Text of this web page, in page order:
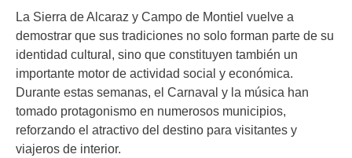
La Sierra de Alcaraz y Campo de Montiel vuelve a
demostrar que sus tradiciones no solo forman parte de su
identidad cultural, sino que constituyen también un
importante motor de actividad social y económica.
Durante estas semanas, el Carnaval y la música han
tomado protagonismo en numerosos municipios,
reforzando el atractivo del destino para visitantes y
viajeros de interior.